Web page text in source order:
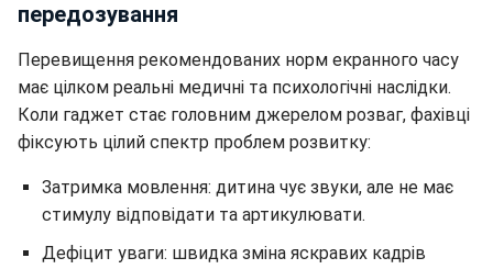
передозування
Перевищення рекомендованих норм екранного часу
має цілком реальні медичні та психологічні наслідки.
Коли гаджет стає головним джерелом розваг, фахівці
фіксують цілий спектр проблем розвитку:
Затримка мовлення: дитина чує звуки, але не має
стимулу відповідати та артикулювати.
Дефіцит уваги: швидка зміна яскравих кадрів